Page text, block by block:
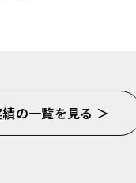
の一覧を見る ＞